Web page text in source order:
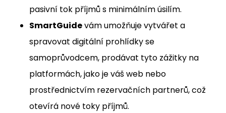
pasivní tok příjmů s minimálním úsilím.
SmartGuidevám umožňuje vytvářet a
spravovat digitální prohlídky se
samoprůvodcem, prodávat tyto zážitky na
platformách, jako je váš web nebo
prostřednictvím rezervačních partnerů, což
otevírá nové toky příjmů.